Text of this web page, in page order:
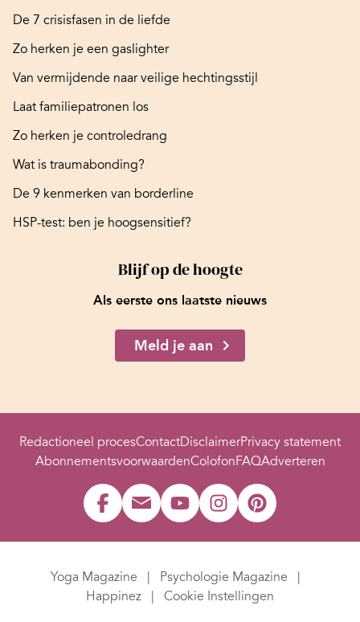
De 7 crisisfasen in de liefde
Zo herken je een gaslighter
Van vermijdende naar veilige hechtingsstijl
Laat familiepatronen los
Zo herken je controledrang
Wat is traumabonding?
De 9 kenmerken van borderline
HSP-test: ben je hoogsensitief?
Blijf op de hoogte
Als eerste ons laatste nieuws
Meld je aan
Redactioneel procesContactDisclaimerPrivacy statement
AbonnementsvoorwaardenColofonFAQAdverteren
Yoga Magazine
Psychologie Magazine
Happinez
Cookie Instellingen